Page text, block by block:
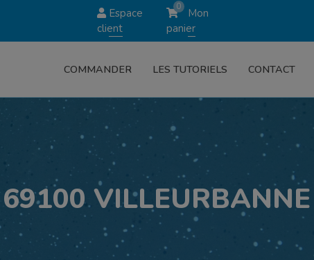
Espace
client
0
Mon
panier
COMMANDER LES TUTORIELS CONTACT
VILLEURBANNE